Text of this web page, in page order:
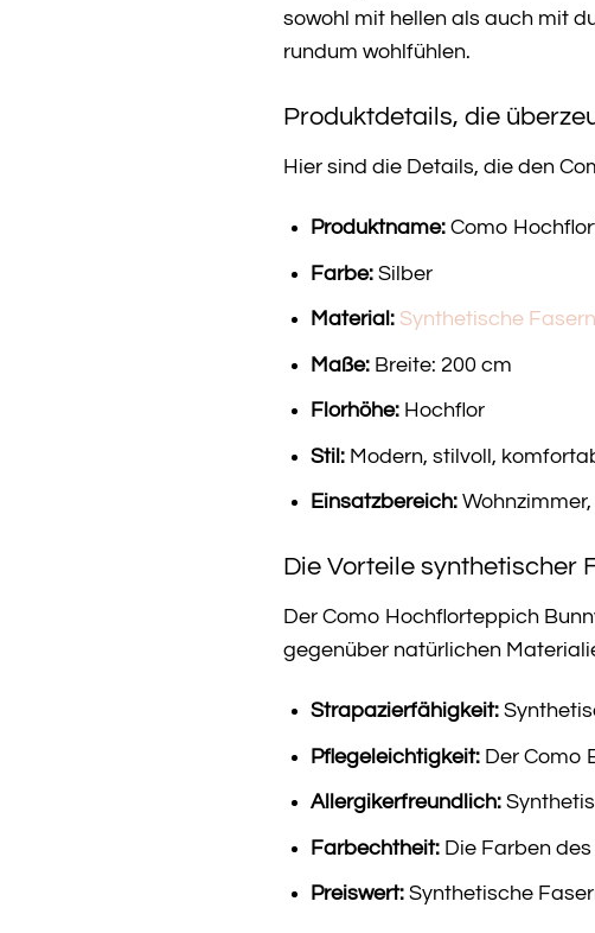
sowohl mit hellen als auch mit
rundum wohlfühlen.
Produktdetails, die
Hier sind die Details, die den
Produktname:Como
Farbe:Silber
Material: Synthetische Fasern
Maße:Breite: 200 cm
Florhöhe:Hochflor
Stil:Modern, stilvoll,
Einsatzbereich:
Die Vorteile synthetischer
Der Como Hochflorteppich
gegenüber natürlichen
Strapazierfähigkeit:
Pflegeleichtigkeit:Der Como
Allergikerfreundlich:
Farbechtheit:Die Farben des
Preiswert:Synthetische